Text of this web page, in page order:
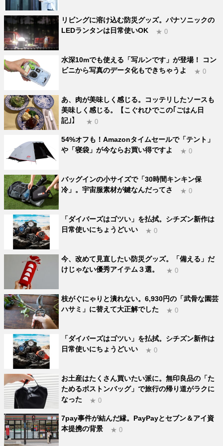
リビングに溶け込む防災グッズ。パナソニックの
LEDランタンは日常使いOK
★ 0
水深10mでも使える「写ルンです」が登場！ コン
ビニから写真のデータ化もできちゃうよ
★ 0
あ、肉が美味しく感じる。コッテリしたソースも
美味しく感じる。【こぐれひでこの｢ごはん日
記｣】
★ 0
54%オフも！Amazonタイムセールで「テント」
や「寝袋」が今ならお買い得ですよ
★ 0
バッグインの小サイズで「30時間キンキン保
冷」。宇宙服素材が鍵なんだってさ
★ 0
「ダイバーズはゴツい」を払拭。シチズン新作は
日常使いにちょうどいい
★ 0
今、改めて見直したい防災グッズ。「備える」だ
けじゃない優秀アイテム３選。
★ 0
枝がぐにゃりと潰れない。6,930円の「武骨な園芸
ハサミ」に替えて大正解でした
★ 0
「ダイバーズはゴツい」を払拭。シチズン新作は
日常使いにちょうどいい
★ 0
お土産はたくさん買いたい派に。無印良品の「た
ためるボストンバッグ」で旅行の帰り道がラクに
なった
★ 0
7pay事件が結んだ縁。PayPayとセブン＆アイ資
本提携の背景
★ 0